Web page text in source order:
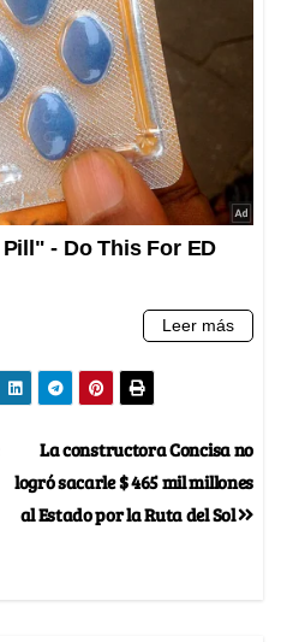
La constructora Concisa no
logró sacarle $ 465 mil millones
al Estado por la Ruta del Sol